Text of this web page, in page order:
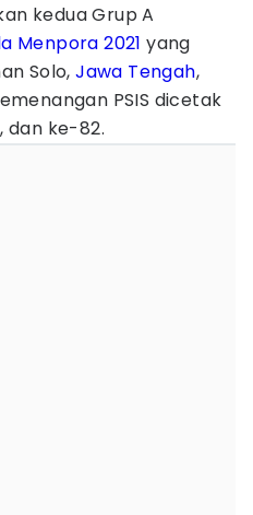
kedua Grup A
Menpora 2021 yang
Solo,Jawa Tengah,
PSIS dicetak
dan ke-82.